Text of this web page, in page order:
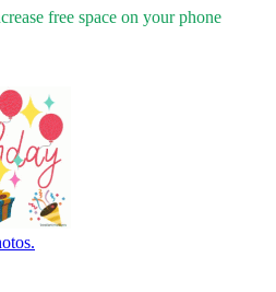
free space on your phone